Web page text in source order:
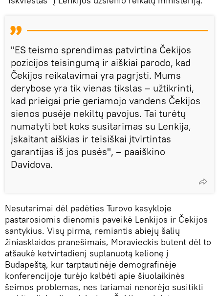
"ES teismo sprendimas patvirtina Čekijos
pozicijos teisingumą ir aiškiai parodo, kad
Čekijos reikalavimai yra pagrįsti. Mums
derybose yra tik vienas tikslas – užtikrinti,
kad prieigai prie geriamojo vandens Čekijos
sienos pusėje nekiltų pavojus. Tai turėtų
numatyti bet koks susitarimas su Lenkija,
įskaitant aiškias ir teisiškai įtvirtintas
garantijas iš jos pusės", – paaiškino
Davidova.
Nesutarimai dėl padėties Turovo kasykloje
pastarosiomis dienomis paveikė Lenkijos ir Čekijos
santykius. Visų pirma, remiantis abiejų šalių
žiniasklaidos pranešimais, Moravieckis būtent dėl to
atšaukė ketvirtadienį suplanuotą kelionę į
Budapeštą, kur tarptautinėje demografinėje
konferencijoje turėjo kalbėti apie šiuolaikinės
šeimos problemas, nes tariamai nenorėjo susitikti